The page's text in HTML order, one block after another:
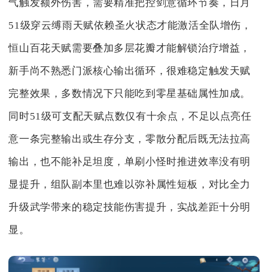
气触发额外伤害，需要精准把控剑意循环节奏，日月
51级穿云缚雨天赋依赖圣火状态才能激活全队增伤，
恒山百花天赋需要叠加多层花瓣才能解锁治疗增益，
新手尚不熟悉门派核心输出循环，很难稳定触发天赋
完整效果，多数情况下只能吃到零星基础属性加成。
同时51级可支配天赋点数仅有十余点，不足以点亮任
意一条完整输出或生存分支，零散分配后既无法拉高
输出，也不能补足坦度，单刷小怪时推进效率没有明
显提升，组队副本里也难以弥补属性短板，对比全力
升级武学带来的稳定技能伤害提升，实战差距十分明
显。